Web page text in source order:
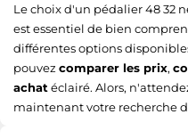
Le choix d'un pédalier 48 32
est essentiel de bien
différentes options
pouvez comparer les prix,
achat éclairé. Alors,
maintenant votre recherche